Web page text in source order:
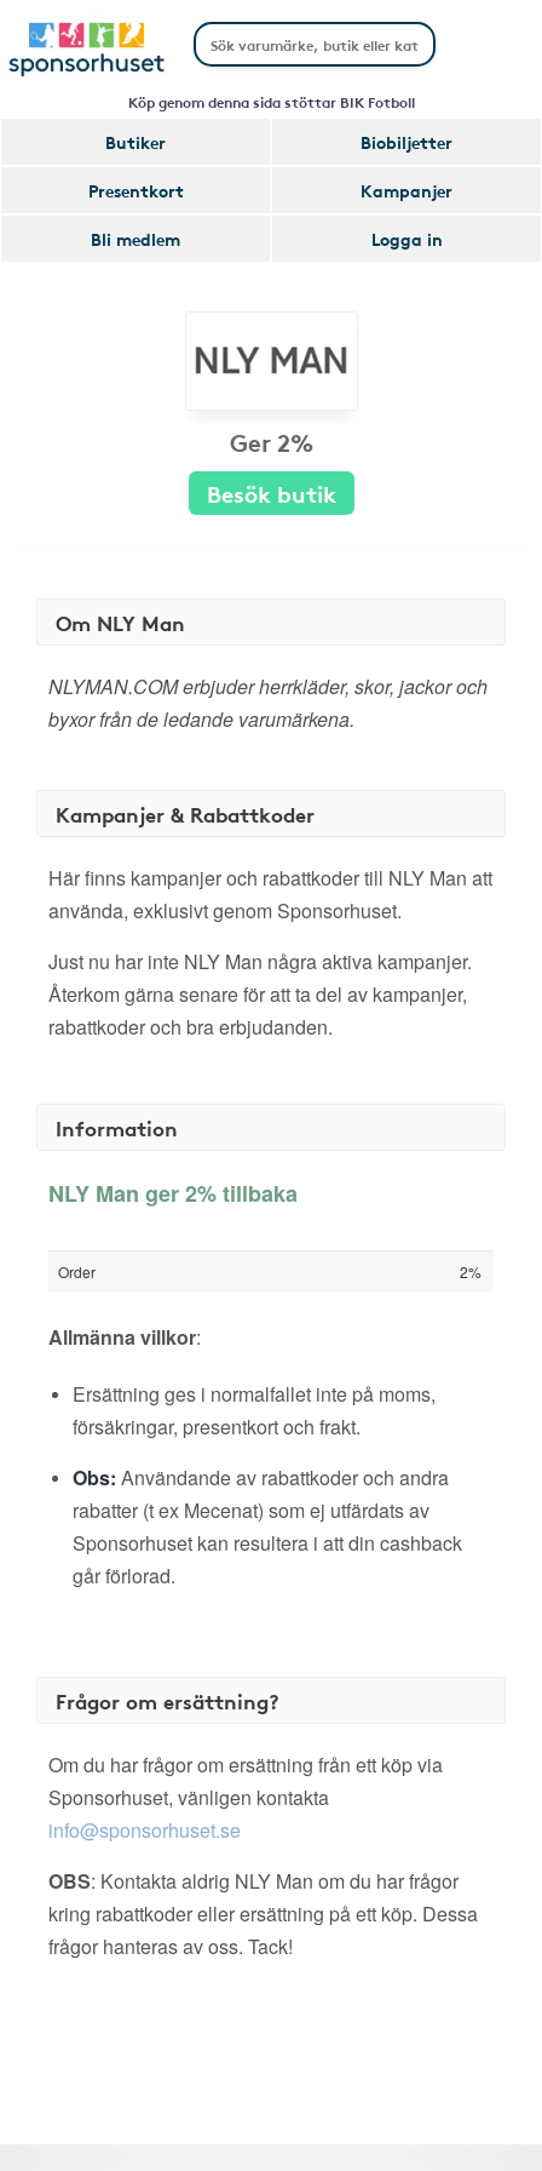
Köp genom denna sida stöttar BIK Fotboll
Butiker
Biobiljetter
Presentkort
Kampanjer
Bli medlem
Logga in
Ger 2%
Besök butik
Om NLY Man
NLYMAN.COM erbjuder herrkläder, skor, jackor och
byxor från de ledande varumärkena.
Kampanjer & Rabattkoder
Här finns kampanjer och rabattkoder till NLY Man att
använda, exklusivt genom Sponsorhuset.
Just nu har inte NLY Man några aktiva kampanjer.
Återkom gärna senare för att ta del av kampanjer,
rabattkoder och bra erbjudanden.
Information
NLY Man ger 2% tillbaka
Order 2%
Allmänna villkor:
Ersättning ges i normalfallet inte på moms,
försäkringar, presentkort och frakt.
Obs: Användande av rabattkoder och andra
rabatter (t ex Mecenat) som ej utfärdats av
Sponsorhuset kan resultera i att din cashback
går förlorad.
Frågor om ersättning?
Om du har frågor om ersättning från ett köp via
Sponsorhuset, vänligen kontakta
info@sponsorhuset.se
OBS: Kontakta aldrig NLY Man om du har frågor
kring rabattkoder eller ersättning på ett köp. Dessa
frågor hanteras av oss. Tack!